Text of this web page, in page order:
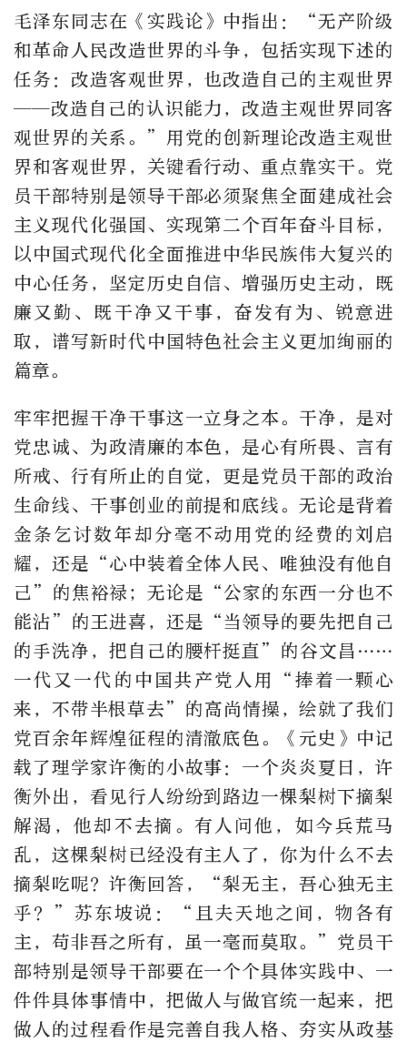
毛泽东同志在《实践论》中指出：“无产阶级
和革命人民改造世界的斗争，包括实现下述的
任务：改造客观世界，也改造自己的主观世界
——改造自己的认识能力，改造主观世界同客
观世界的关系。”用党的创新理论改造主观世
界和客观世界，关键看行动、重点靠实干。党
员干部特别是领导干部必须聚焦全面建成社会
主义现代化强国、实现第二个百年奋斗目标，
以中国式现代化全面推进中华民族伟大复兴的
中心任务，坚定历史自信、增强历史主动，既
廉又勤、既干净又干事，奋发有为、锐意进
取，谱写新时代中国特色社会主义更加绚丽的
篇章。
牢牢把握干净干事这一立身之本。干净，是对
党忠诚、为政清廉的本色，是心有所畏、言有
所戒、行有所止的自觉，更是党员干部的政治
生命线、干事创业的前提和底线。无论是背着
金条乞讨数年却分毫不动用党的经费的刘启
耀，还是“心中装着全体人民、唯独没有他自
己”的焦裕禄；无论是“公家的东西一分也不
能沾”的王进喜，还是“当领导的要先把自己
的手洗净，把自己的腰杆挺直”的谷文昌……
一代又一代的中国共产党人用“捧着一颗心
来，不带半根草去”的高尚情操，绘就了我们
党百余年辉煌征程的清澈底色。《元史》中记
载了理学家许衡的小故事：一个炎炎夏日，许
衡外出，看见行人纷纷到路边一棵梨树下摘梨
解渴，他却不去摘。有人问他，如今兵荒马
乱，这棵梨树已经没有主人了，你为什么不去
摘梨吃呢？许衡回答，“梨无主，吾心独无主
乎？”苏东坡说：“且夫天地之间，物各有
主，苟非吾之所有，虽一毫而莫取。”党员干
部特别是领导干部要在一个个具体实践中、一
件件具体事情中，把做人与做官统一起来，把
做人的过程看作是完善自我人格、夯实从政基